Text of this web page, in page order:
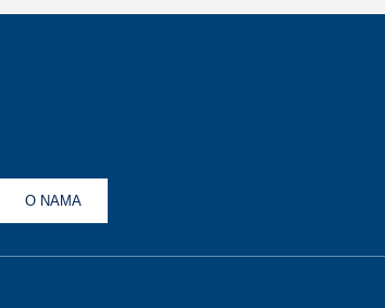
O NAMA